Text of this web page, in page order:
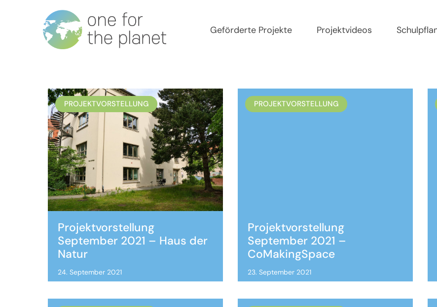
Geförderte Projekte Projektvideos
PROJEKTVORSTELLUNG
Projektvorstellung
September 2021 – Haus der
Natur
24. September 2021
PROJEKTVORSTELLUNG
Projektvorstellung
September 2021 –
CoMakingSpace
23. September 2021